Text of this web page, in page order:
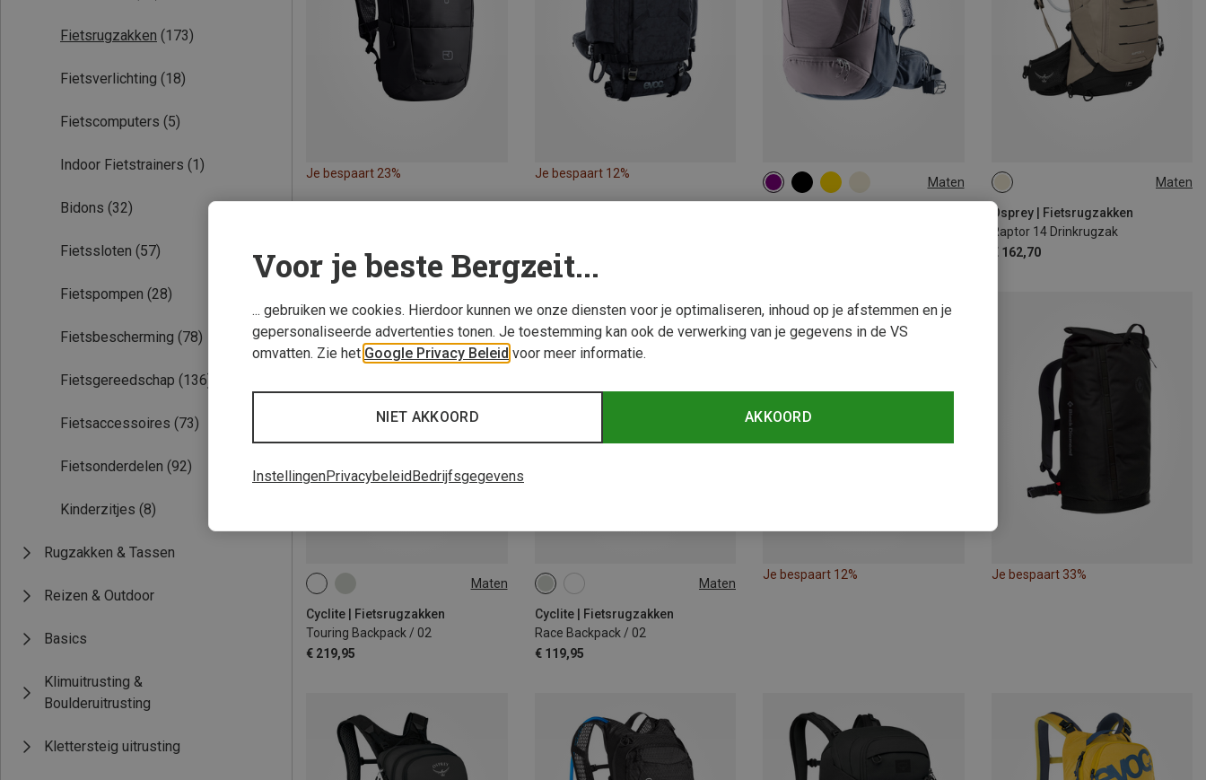
Fietsrugzakken (173)
Fietsverlichting (18)
Fietscomputers (5)
Indoor Fietstrainers (1)
Bidons (32)
Fietssloten (57)
Fietspompen (28)
Fietsbescherming (78)
Fietsgereedschap (136)
Fietsaccessoires (73)
Fietsonderdelen (92)
Kinderzitjes (8)
Rugzakken & Tassen
Reizen & Outdoor
Basics
Klimuitrusting &
Boulderuitrusting
Klettersteig uitrusting
Je bespaart 23% Je bespaart 12%
Maten
28L Maten
Osprey | Fietsrugzakken
Raptor 14 Drinkrugzak
€ 162,70
14L
Maten
Cyclite | Fietsrugzakken
Touring Backpack / 02
€ 219,95
23L Maten
Cyclite | Fietsrugzakken
Race Backpack / 02
€ 119,95
7.1L
Je bespaart 12% Je bespaart 33%
Voor je beste Bergzeit...
... gebruiken we cookies. Hierdoor kunnen we onze diensten voor je optimaliseren, inhoud op je afstemmen en je
gepersonaliseerde advertenties tonen. Je toestemming kan ook de verwerking van je gegevens in de VS
omvatten. Zie het Google Privacy Beleid voor meer informatie.
AKKOORD
NIET AKKOORD
InstellingenPrivacybeleidBedrijfsgegevens